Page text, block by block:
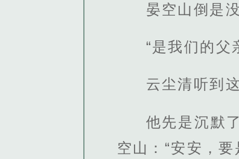
晏空山倒是
“是我们的父
云尘清听到
他先是沉默
空山：“安安，